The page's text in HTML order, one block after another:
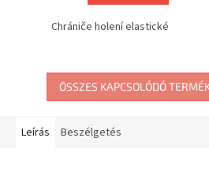
Chrániče holení elastické
ÖSSZES KAPCSOLÓDÓ
Leírás Beszélgetés